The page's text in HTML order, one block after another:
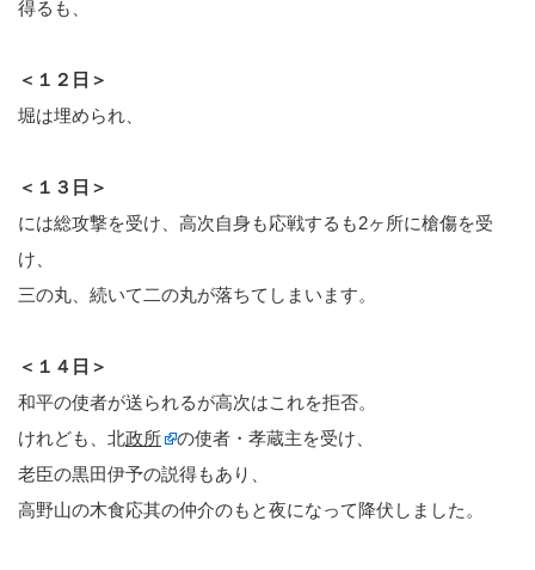
得るも、
＜１２日＞
堀は埋められ、
＜１３日＞
には総攻撃を受け、高次自身も応戦するも2ヶ所に槍傷を受
け、
三の丸、続いて二の丸が落ちてしまいます。
＜１４日＞
和平の使者が送られるが高次はこれを拒否。
けれども、北政所
の使者・孝蔵主を受け、
老臣の黒田伊予の説得もあり、
高野山の木食応其の仲介のもと夜になって降伏しました。